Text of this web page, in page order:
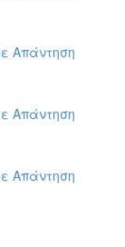
Απάντηση
Απάντηση
Απάντηση